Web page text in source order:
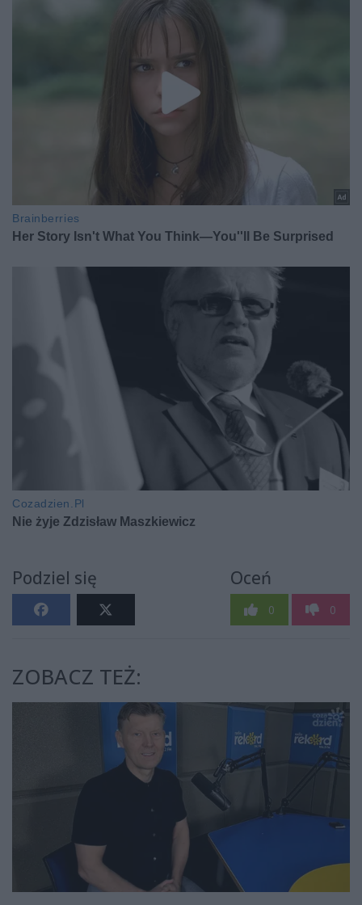
Podziel się Oceń
0 0
ZOBACZ TEŻ: